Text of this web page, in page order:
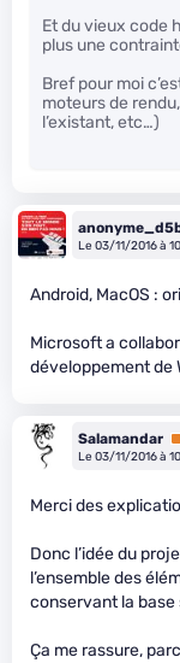
Et du vieux code
plus une
Bref pour moi
moteurs de
l’existant, etc…)
Le 03/11/2016 à
Android, MacOS :
Microsoft a
développement de
Salamandar
Le 03/11/2016 à
Merci des
Donc l’idée du
l’ensemble des
conservant la base
Ça me rassure,